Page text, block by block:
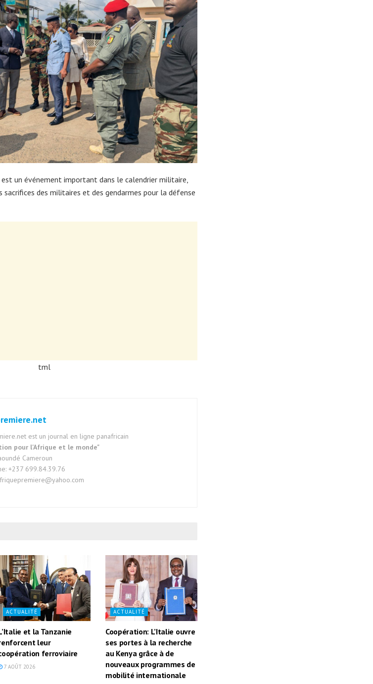
un événement important dans le calendrier militaire,
des militaires et des gendarmes pour la défense
tml
est un journal en ligne panafricain
pour l'Afrique et le monde"
Cameroun
+237 699.84.39.76
ACTUALITÉ
et la Tanzanie
leur
ferroviaire
7 AOÛT 2026
ACTUALITÉ
Coopération: L’Italie ouvre
ses portes à la recherche
au Kenya grâce à de
nouveaux programmes de
mobilité internationale